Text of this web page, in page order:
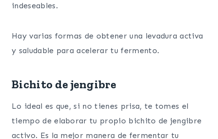
indeseables.
Hay varias formas de obtener una levadura activa
y saludable para acelerar tu fermento.
Bichito de jengibre
Lo ideal es que, si no tienes prisa, te tomes el
tiempo de elaborar tu propio bichito de jengibre
activo. Es la mejor manera de fermentar tu